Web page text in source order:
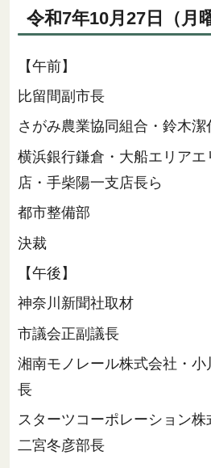
令和7年10月27日（月
【午前】
比留間副市長
さがみ農業協同組合・鈴木
横浜銀行鎌倉・大船エリアエ
店・手柴陽一支店長ら
都市整備部
決裁
【午後】
神奈川新聞社取材
市議会正副議長
湘南モノレール株式会社・
長
スターツコーポレーション株
二宮冬彦部長